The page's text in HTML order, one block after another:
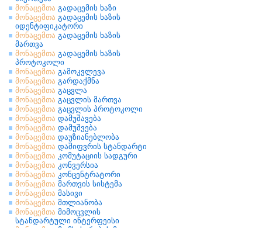
მონაცემთა გადაცემის ხაზი
მონაცემთა გადაცემის ხაზის
იდენტიფიკატორი
მონაცემთა გადაცემის ხაზის
მართვა
მონაცემთა გადაცემის ხაზის
პროტოკოლი
მონაცემთა გამოკვლევა
მონაცემთა გარდაქმნა
მონაცემთა გაცვლა
მონაცემთა გაცვლის მართვა
მონაცემთა გაცვლის პროტოკოლი
მონაცემთა დამუშავება
მონაცემთა დამუშვება
მონაცემთა დაუზიანებლობა
მონაცემთა დაშიფვრის სტანდარტი
მონაცემთა კომუტაციის სადგური
მონაცემთა კონვერსია
მონაცემთა კონცენტრატორი
მონაცემთა მართვის სისტემა
მონაცემთა მასივი
მონაცემთა მთლიანობა
მონაცემთა მიმოცვლის
სტანდარტული ინტერფეისი